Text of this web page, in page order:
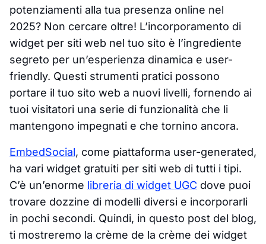
potenziamenti alla tua presenza online nel
2025? Non cercare oltre! L’incorporamento di
widget per siti web nel tuo sito è l’ingrediente
segreto per un’esperienza dinamica e user-
friendly. Questi strumenti pratici possono
portare il tuo sito web a nuovi livelli, fornendo ai
tuoi visitatori una serie di funzionalità che li
mantengono impegnati e che tornino ancora.
EmbedSocial, come piattaforma user-generated,
ha vari widget gratuiti per siti web di tutti i tipi.
C’è un’enorme libreria di widget UGC dove puoi
trovare dozzine di modelli diversi e incorporarli
in pochi secondi. Quindi, in questo post del blog,
ti mostreremo la crème de la crème dei widget